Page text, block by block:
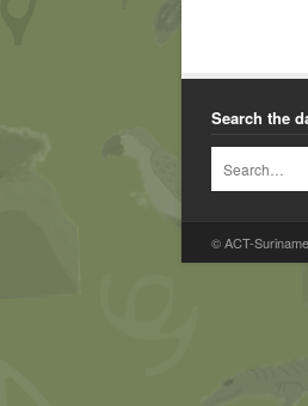
Search the
© ACT-